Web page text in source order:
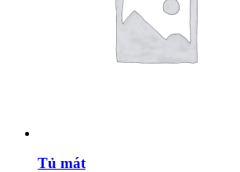
Tủ mát